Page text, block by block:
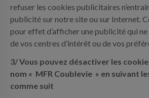
refuser les cookies publicitaires
publicité sur notre site ou sur Internet.
pour effet d’afficher une publicité qui
de vos centres d’intérêt ou de vos
3/ Vous pouvez désactiver les
nom « MFR Coublevie » en suivant
comme suit